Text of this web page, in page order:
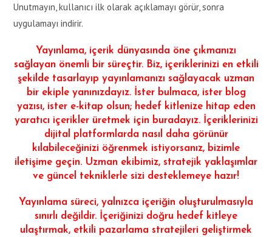
Unutmayın, kullanıcı ilk olarak açıklamayı görür, sonra
uygulamayı indirir.
Yayınlama, içerik dünyasında öne çıkmanızı
sağlayan önemli bir süreçtir. Biz, içeriklerinizi en etkili
şekilde tasarlayıp yayınlamanızı sağlayacak uzman
bir ekiple yanınızdayız. İster bulmaca, ister blog
yazısı, ister e-kitap olsun; hedef kitlenize hitap eden
yaratıcı içerikler üretmek için buradayız. İçeriklerinizi
dijital platformlarda nasıl daha görünür
kılabileceğinizi öğrenmek istiyorsanız, bizimle
iletişime geçin. Uzman ekibimiz, stratejik yaklaşımlar
ve güncel tekniklerle sizi desteklemeye hazır!
Yayınlama süreci, yalnızca içeriğin oluşturulmasıyla
sınırlı değildir. İçeriğinizi doğru hedef kitleye
ulaştırmak, etkili pazarlama stratejileri geliştirmek